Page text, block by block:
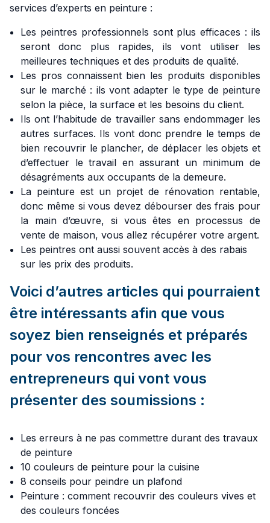
services d’experts en peinture :
Les peintres professionnels sont plus efficaces : ils
seront donc plus rapides, ils vont utiliser les
meilleures techniques et des produits de qualité.
Les pros connaissent bien les produits disponibles
sur le marché : ils vont adapter le type de peinture
selon la pièce, la surface et les besoins du client.
Ils ont l’habitude de travailler sans endommager les
autres surfaces. Ils vont donc prendre le temps de
bien recouvrir le plancher, de déplacer les objets et
d’effectuer le travail en assurant un minimum de
désagréments aux occupants de la demeure.
La peinture est un projet de rénovation rentable,
donc même si vous devez débourser des frais pour
la main d’œuvre, si vous êtes en processus de
vente de maison, vous allez récupérer votre argent.
Les peintres ont aussi souvent accès à des rabais
sur les prix des produits.
Voici d’autres articles qui pourraient
être intéressants afin que vous
soyez bien renseignés et préparés
pour vos rencontres avec les
entrepreneurs qui vont vous
présenter des soumissions :
Les erreurs à ne pas commettre durant des travaux
de peinture
10 couleurs de peinture pour la cuisine
8 conseils pour peindre un plafond
Peinture : comment recouvrir des couleurs vives et
des couleurs foncées